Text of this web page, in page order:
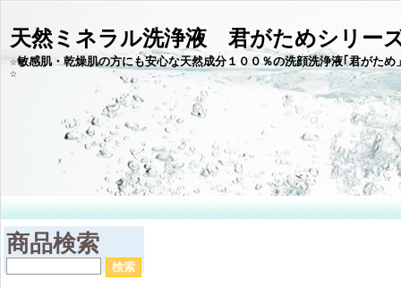
天然ミネラル洗浄液 君がためシリー
☆敏感肌・乾燥肌の方にも安心な天然成分１００％の洗顔洗浄液｢君
商品検索